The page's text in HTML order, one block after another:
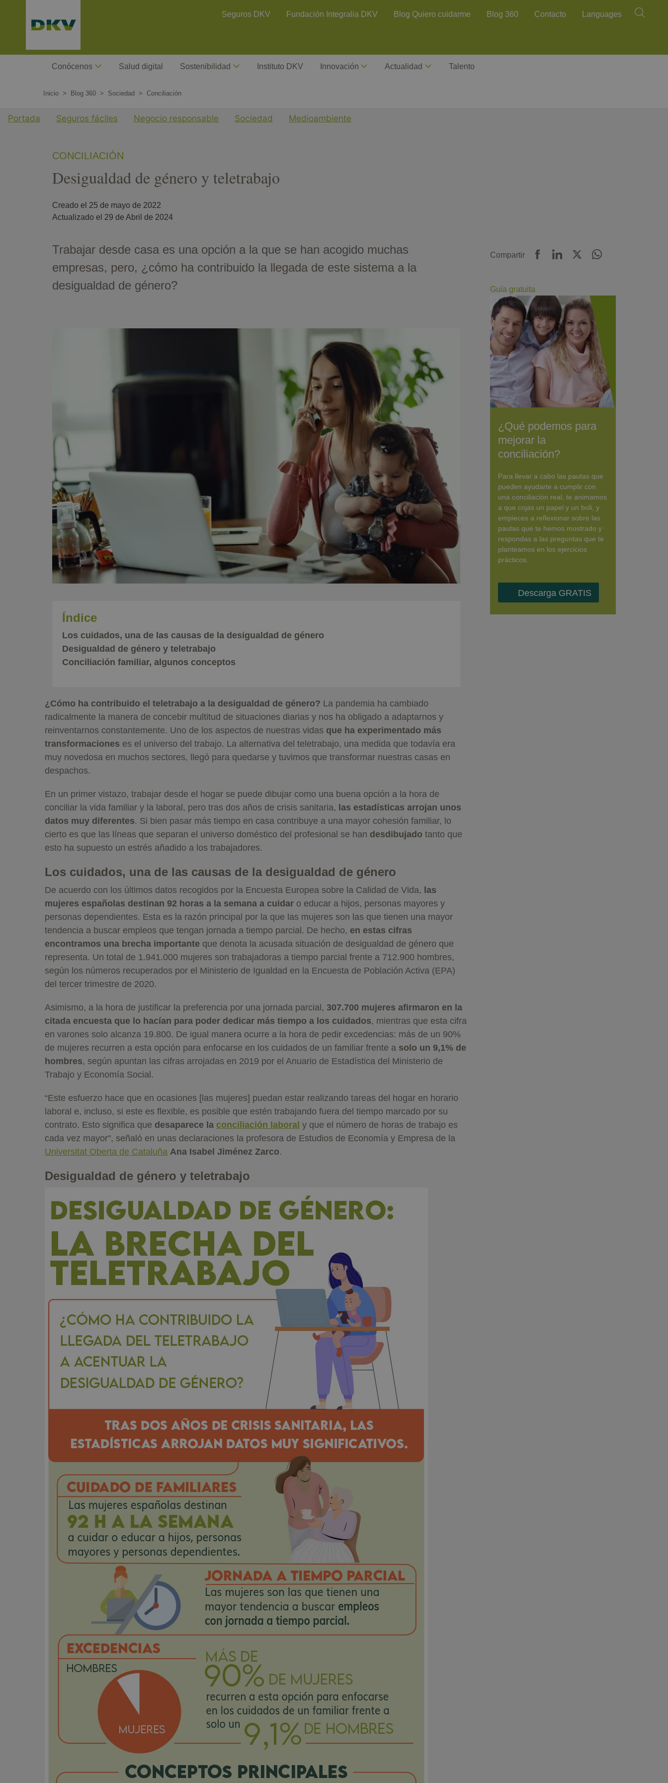
contenido
Contact Header
Seguros DKV Fundación Integralia DKV Blog Quiero cuidarme Blog 360 Contacto Languages Buscar
Megamenu
Conócenos Salud digital Sostenibilidad Instituto DKV Innovación Actualidad Talento
Inicio Blog 360 Sociedad Conciliación
Menu cuarto nivel Blog
Portada Seguros fáciles Negocio responsable Sociedad Medioambiente
CONCILIACIÓN
Desigualdad de género y teletrabajo
Creado el 25 de mayo de 2022
Actualizado el 29 de Abril de 2024
Trabajar desde casa es una opción a la que se han acogido muchas
empresas, pero, ¿cómo ha contribuido la llegada de este sistema a la
desigualdad de género?
Índice
Los cuidados, una de las causas de la desigualdad de género
Desigualdad de género y teletrabajo
Conciliación familiar, algunos conceptos
¿Cómo ha contribuido el teletrabajo a la desigualdad de género? La pandemia ha cambiado
radicalmente la manera de concebir multitud de situaciones diarias y nos ha obligado a adaptarnos y
reinventarnos constantemente. Uno de los aspectos de nuestras vidas que ha experimentado más
transformaciones es el universo del trabajo. La alternativa del teletrabajo, una medida que todavía era
muy novedosa en muchos sectores, llegó para quedarse y tuvimos que transformar nuestras casas en
despachos.
En un primer vistazo, trabajar desde el hogar se puede dibujar como una buena opción a la hora de
conciliar la vida familiar y la laboral, pero tras dos años de crisis sanitaria, las estadísticas arrojan unos
datos muy diferentes. Si bien pasar más tiempo en casa contribuye a una mayor cohesión familiar, lo
cierto es que las líneas que separan el universo doméstico del profesional se han desdibujado tanto que
esto ha supuesto un estrés añadido a los trabajadores.
Los cuidados, una de las causas de la desigualdad de género
De acuerdo con los últimos datos recogidos por la Encuesta Europea sobre la Calidad de Vida, las
mujeres españolas destinan 92 horas a la semana a cuidar o educar a hijos, personas mayores y
personas dependientes. Esta es la razón principal por la que las mujeres son las que tienen una mayor
tendencia a buscar empleos que tengan jornada a tiempo parcial. De hecho, en estas cifras
encontramos una brecha importante que denota la acusada situación de desigualdad de género que
representa. Un total de 1.941.000 mujeres son trabajadoras a tiempo parcial frente a 712.900 hombres,
según los números recuperados por el Ministerio de Igualdad en la Encuesta de Población Activa (EPA)
del tercer trimestre de 2020.
Asimismo, a la hora de justificar la preferencia por una jornada parcial, 307.700 mujeres afirmaron en la
citada encuesta que lo hacían para poder dedicar más tiempo a los cuidados, mientras que esta cifra
en varones solo alcanza 19.800. De igual manera ocurre a la hora de pedir excedencias: más de un 90%
de mujeres recurren a esta opción para enfocarse en los cuidados de un familiar frente a solo un 9,1% de
hombres, según apuntan las cifras arrojadas en 2019 por el Anuario de Estadística del Ministerio de
Trabajo y Economía Social.
“Este esfuerzo hace que en ocasiones [las mujeres] puedan estar realizando tareas del hogar en horario
laboral e, incluso, si este es flexible, es posible que estén trabajando fuera del tiempo marcado por su
contrato. Esto significa que desaparece la conciliación laboral y que el número de horas de trabajo es
cada vez mayor", señaló en unas declaraciones la profesora de Estudios de Economía y Empresa de la
Universitat Oberta de Cataluña Ana Isabel Jiménez Zarco.
Desigualdad de género y teletrabajo
Compartir
Guía gratuita
¿Qué podemos para
mejorar la
conciliación?
Para llevar a cabo las pautas que
pueden ayudarte a cumplir con
una conciliación real, te animamos
a que cojas un papel y un boli, y
empieces a reflexionar sobre las
pautas que te hemos mostrado y
respondas a las preguntas que te
planteamos en los ejercicios
prácticos.
Descarga GRATIS